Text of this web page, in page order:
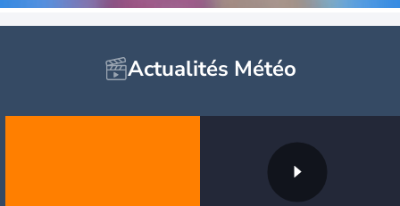
Actualités Météo